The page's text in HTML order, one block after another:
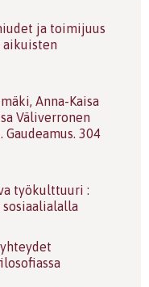
ja toimijuus
aikuisten
Anna-Kaisa
Väliverronen
304
työkulttuuri :